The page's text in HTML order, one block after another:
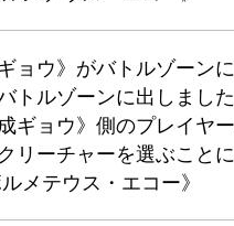
ョウ》がバトルゾーン
トルゾーンに出しまし
ギョウ》側のプレイヤ
リーチャーを選ぶこと
メテウス・エコー》